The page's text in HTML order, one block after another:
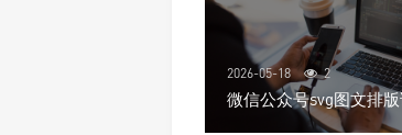
2026-05-18 2
微信公众号svg图文排